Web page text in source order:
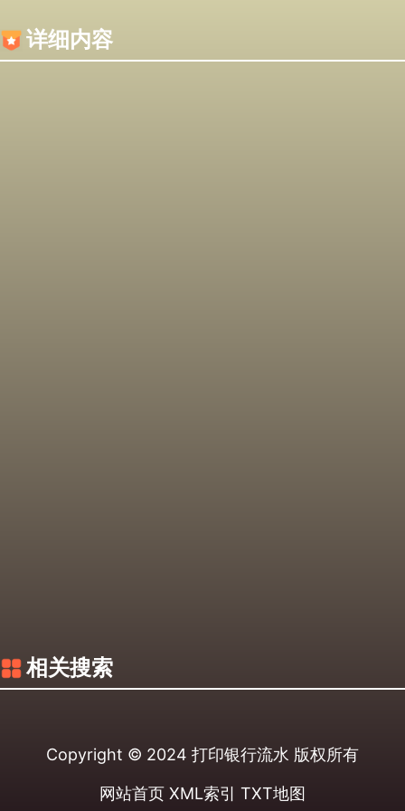
详细内容
相关搜索
Copyright © 2024 打印银行流水 版权所有
网站首页 XML索引 TXT地图